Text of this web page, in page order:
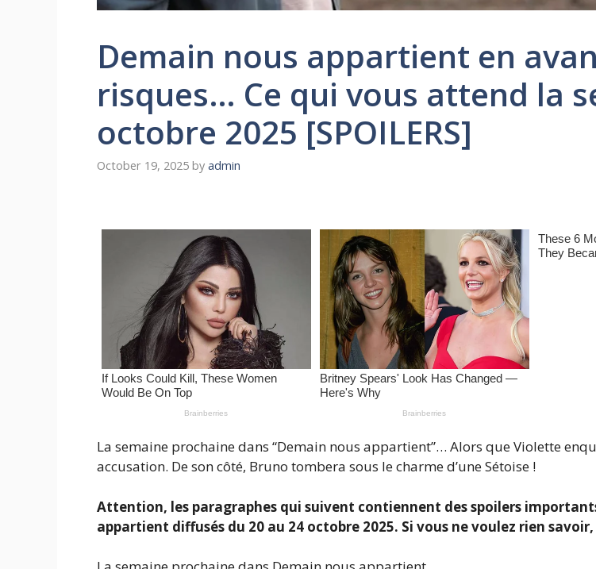
Demain nous appartient en
risques… Ce qui vous attend la
octobre 2025 [SPOILERS]
October 19, 2025 by admin
La semaine prochaine dans “Demain nous appartient”… Alors que Violette
accusation. De son côté, Bruno tombera sous le charme d’une Sétoise !
Attention, les paragraphes qui suivent contiennent des spoilers
appartient diffusés du 20 au 24 octobre 2025. Si vous ne voulez rien